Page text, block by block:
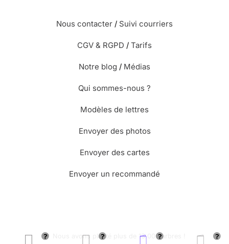
Nous contacter / Suivi courriers
CGV & RGPD / Tarifs
Notre blog / Médias
Qui sommes-nous ?
Modèles de lettres
Envoyer des photos
Envoyer des cartes
Envoyer un recommandé
🌳 Nous avons planté plus de 13.000 arbres !